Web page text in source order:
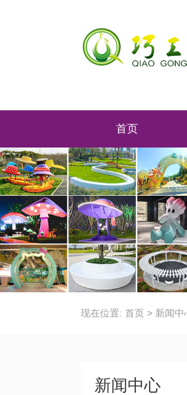
首页
现在位置: 首页 > 新闻中
新闻中心